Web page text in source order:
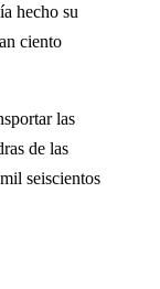
hecho su
ciento
las
de las
seiscientos